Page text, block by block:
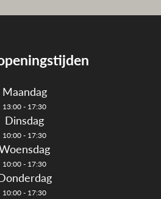
Maandag
13:00 - 17:30
Dinsdag
10:00 - 17:30
10:00 - 17:30
10:00 - 17:30